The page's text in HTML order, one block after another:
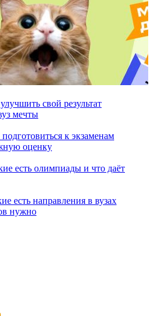
свой результат
мечты
к экзаменам
оценку
есть олимпиады и что даёт
есть направления в вузах
нужно